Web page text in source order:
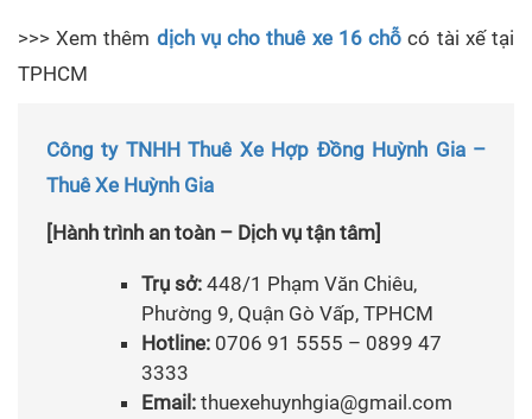
>>> Xem thêm dịch vụ cho thuê xe 16 chỗ có tài xế tại
TPHCM
Công ty TNHH Thuê Xe Hợp Đồng Huỳnh Gia –
Thuê Xe Huỳnh Gia
[Hành trình an toàn – Dịch vụ tận tâm]
Trụ sở: 448/1 Phạm Văn Chiêu,
Phường 9, Quận Gò Vấp, TPHCM
Hotline: 0706 91 5555 – 0899 47
3333
Email: thuexehuynhgia@gmail.com